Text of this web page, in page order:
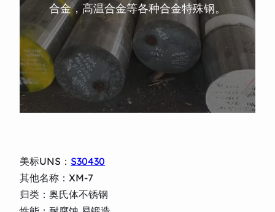
合金，高温合金等各种合金特殊钢。
美标UNS： S30430
其他名称：XM-7
归类：奥氏体不锈钢